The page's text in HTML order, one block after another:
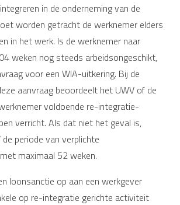
in de onderneming van de
worden getracht de werknemer elders
in het werk. Is de werknemer naar
weken nog steeds arbeidsongeschikt,
voor een WIA-uitkering. Bij de
aanvraag beoordeelt het UWV of de
voldoende re-integratie-
verricht. Als dat niet het geval is,
periode van verplichte
maximaal 52 weken.
loonsanctie op aan een werkgever
op re-integratie gerichte activiteit